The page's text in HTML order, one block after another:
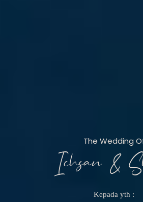
The Wedding
Ichsan &
Kepada yth :